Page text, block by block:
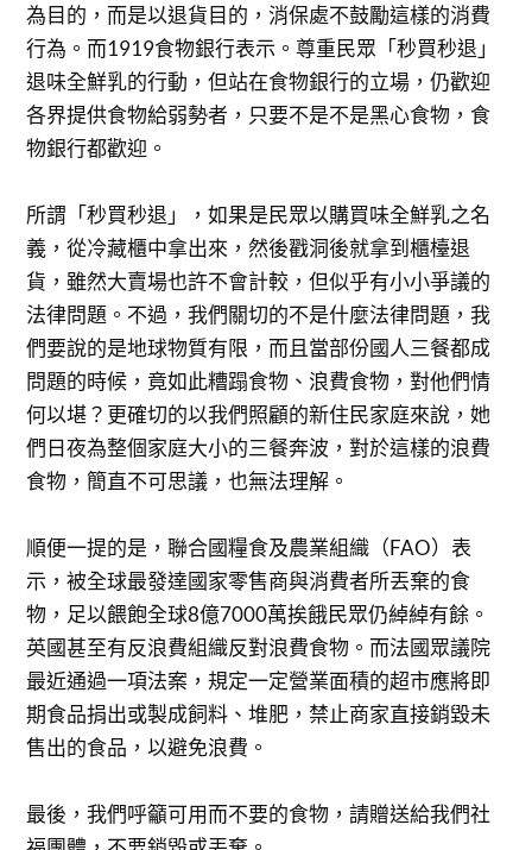
為目的，而是以退貨目的，消保處不鼓勵這樣的消費
行為。而1919食物銀行表示。尊重民眾「秒買秒退」
退味全鮮乳的行動，但站在食物銀行的立場，仍歡迎
各界提供食物給弱勢者，只要不是不是黑心食物，食
物銀行都歡迎。
所謂「秒買秒退」，如果是民眾以購買味全鮮乳之名
義，從冷藏櫃中拿出來，然後戳洞後就拿到櫃檯退
貨，雖然大賣場也許不會計較，但似乎有小小爭議的
法律問題。不過，我們關切的不是什麼法律問題，我
們要說的是地球物質有限，而且當部份國人三餐都成
問題的時候，竟如此糟蹋食物、浪費食物，對他們情
何以堪？更確切的以我們照顧的新住民家庭來說，她
們日夜為整個家庭大小的三餐奔波，對於這樣的浪費
食物，簡直不可思議，也無法理解。
順便一提的是，聯合國糧食及農業組織（FAO）表
示，被全球最發達國家零售商與消費者所丟棄的食
物，足以餵飽全球8億7000萬挨餓民眾仍綽綽有餘。
英國甚至有反浪費組織反對浪費食物。而法國眾議院
最近通過一項法案，規定一定營業面積的超市應將即
期食品捐出或製成飼料、堆肥，禁止商家直接銷毀未
售出的食品，以避免浪費。
最後，我們呼籲可用而不要的食物，請贈送給我們社